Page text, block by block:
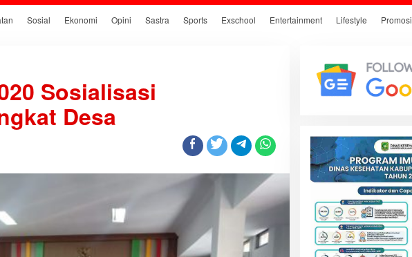
Sosial Ekonomi Opini Sastra Sports Exschool Entertainment Lifestyle Promosi
Sosialisasi
Desa